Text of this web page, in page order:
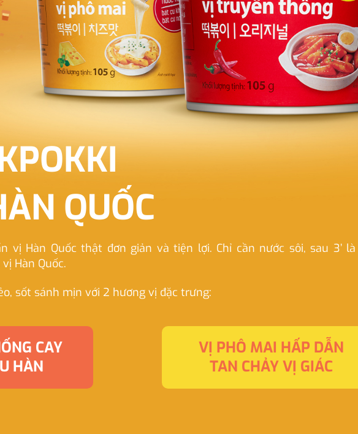
QUỐC
vị Hàn Quốc thật đơn giản và tiện lợi. Chỉ cần nước sôi, sau 3’
Hàn Quốc.
sốt sánh mịn với 2 hương vị đặc trưng:
CAY
HÀN
VỊ PHÔ MAI HẤP DẪN
TAN CHẢY VỊ GIÁC